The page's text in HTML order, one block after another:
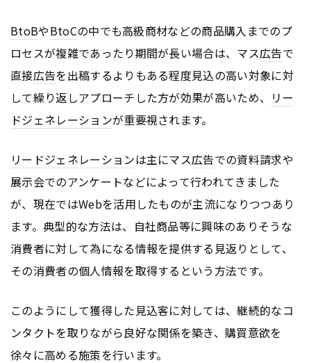
BtoBやBtoCの中でも高級商材などの商品購入までのプ
ロセスが複雑であったり期間が長い場合は、マス広告で
直接広告を出稿するよりもある程度見込の高い対象に対
して繰り返しアプローチした方が効果が高いため、 リー
ドジェネレーションが重要視されます。
リードジェネレーションは主にマス広告での資料請求や
展示会でのアンケートなどによって行われてきました
が、現在ではWebを活用したものが主流になりつつあり
ます。典型的な方法は、自社商品等に興味のありそうな
消費者に対して為になる情報を提供する見返りとして、
その消費者の個人情報を取得するという方法です。
このようにして獲得した見込客に対しては、継続的なコ
ンタクトを取りながら良好な関係を築き、購買意欲を
徐々に高める施策を行います。